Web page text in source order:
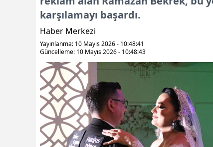
karşılamayı başardı.
Haber Merkezi
Yayınlanma: 10 Mayıs 2026 - 10:48:41
Güncelleme: 10 Mayıs 2026 - 10:48:43